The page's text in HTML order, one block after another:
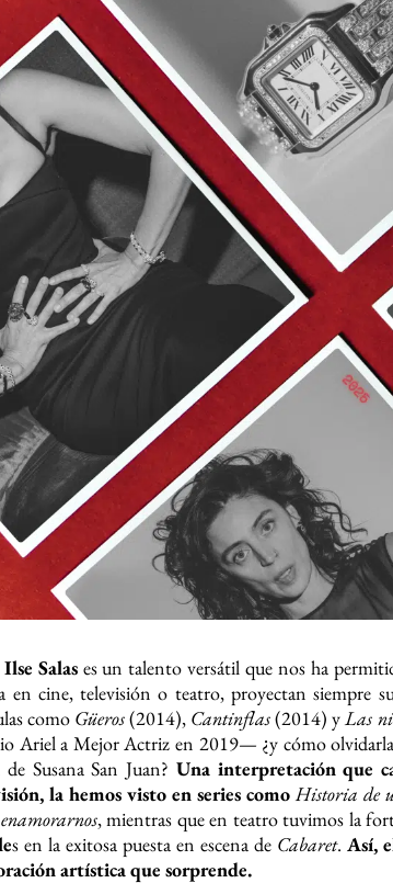
Ilse Salases un talento versátil que nos ha
en cine, televisión o teatro, proyectan siempre
como Güeros(2014), Cantinflas(2014) yLas
Ariel a Mejor Actriz en 2019— ¿y cómo
de Susana San Juan? Una interpretación que
la hemos visto en series comoHistoria de
, mientras que en teatro tuvimos la
s en la exitosa puesta en escena de Cabaret. Así,
artística que sorprende.